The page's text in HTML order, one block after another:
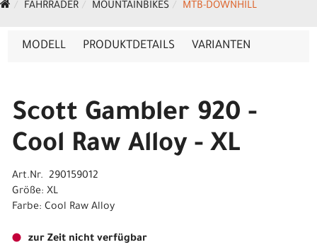
FAHRRÄDER MOUNTAINBIKES MTB-DOWNHILL
MODELL PRODUKTDETAILS VARIANTEN
Scott Gambler 920 -
Cool Raw Alloy - XL
Art.Nr. 290159012
Größe: XL
Farbe: Cool Raw Alloy
zur Zeit nicht verfügbar